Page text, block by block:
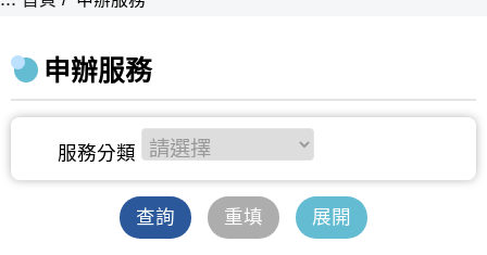
申辦服務
查詢 重填 展開